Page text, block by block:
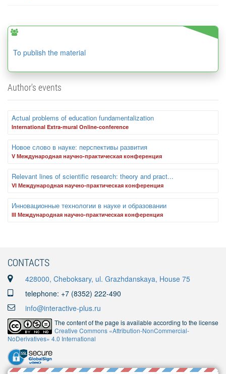
To publish the material
Author's events
Actual problems of education fundamentalization
International Extra-mural Online-conference
Новое слово в науке: перспективы развития
V Международная научно-практическая конференция
Relevant lines of scientific research: theory and pract...
VI Международная научно-практическая конференция
Инновационные технологии в науке и образовании
III Международная научно-практическая конференция
CONTACTS
428000, Cheboksary, ul. Grazhdanskaya, House 75
telephone: +7 (8352) 222-490
info@interactive-plus.ru
The content of the page is available according to the license
Creative Commons «Attribution-NonCommercial-
NoDerivatives» 4.0 International